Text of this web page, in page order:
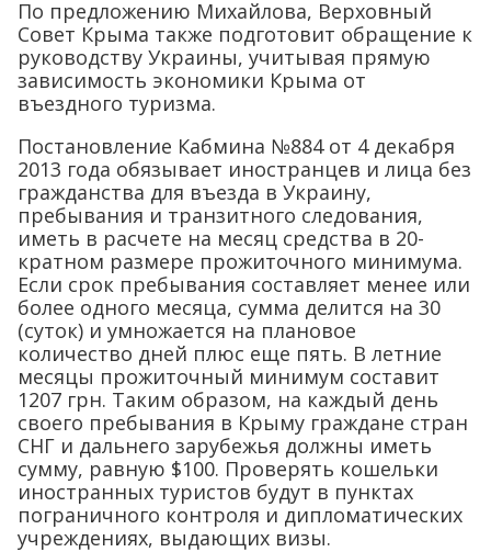
По предложению Михайлова, Верховный
Совет Крыма также подготовит обращение к
руководству Украины, учитывая прямую
зависимость экономики Крыма от
въездного туризма.
Постановление Кабмина №884 от 4 декабря
2013 года обязывает иностранцев и лица без
гражданства для въезда в Украину,
пребывания и транзитного следования,
иметь в расчете на месяц средства в 20-
кратном размере прожиточного минимума.
Если срок пребывания составляет менее или
более одного месяца, сумма делится на 30
(суток) и умножается на плановое
количество дней плюс еще пять. В летние
месяцы прожиточный минимум составит
1207 грн. Таким образом, на каждый день
своего пребывания в Крыму граждане стран
СНГ и дальнего зарубежья должны иметь
сумму, равную $100. Проверять кошельки
иностранных туристов будут в пунктах
пограничного контроля и дипломатических
учреждениях, выдающих визы.